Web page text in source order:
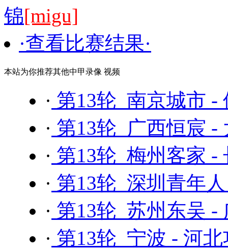
锦[migu]
·查看比赛结果·
本站为你推荐其他中甲录像 视频
· 第13轮 南京城市 -
· 第13轮 广西恒宸 -
· 第13轮 梅州客家 -
· 第13轮 深圳青年
· 第13轮 苏州东吴 -
· 第13轮 宁波 - 河